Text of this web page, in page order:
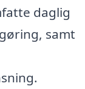
daglig
samt